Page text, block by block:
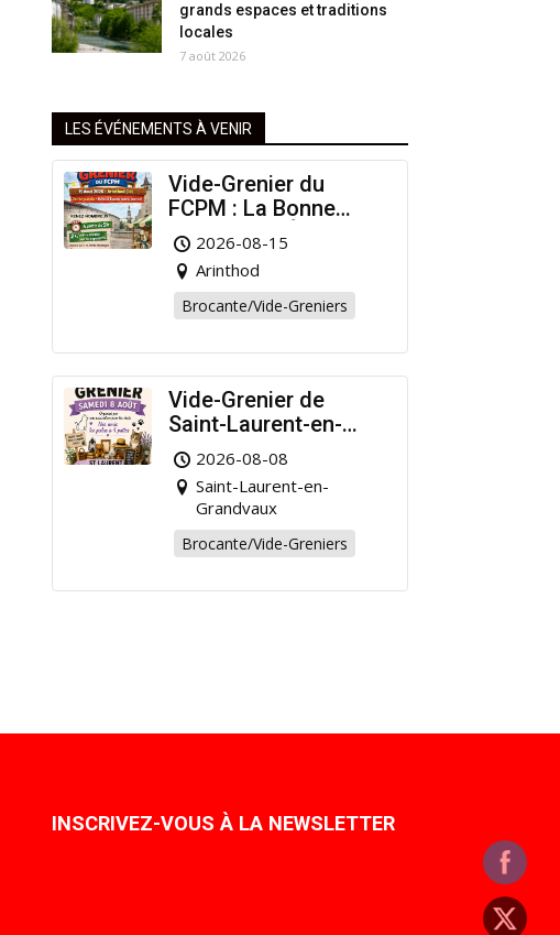
grands espaces et traditions
locales
7 août 2026
LES ÉVÉNEMENTS À VENIR
Vide-Grenier du
FCPM : La Bonne
Affaire de l’Été à
Arinthod !
2026-08-15
Arinthod
Brocante/Vide-Greniers
Vide-Grenier de
Saint-Laurent-en-
Grandvaux : Venez
chiner pour la bonne
cause !
2026-08-08
Saint-Laurent-en-
Grandvaux
Brocante/Vide-Greniers